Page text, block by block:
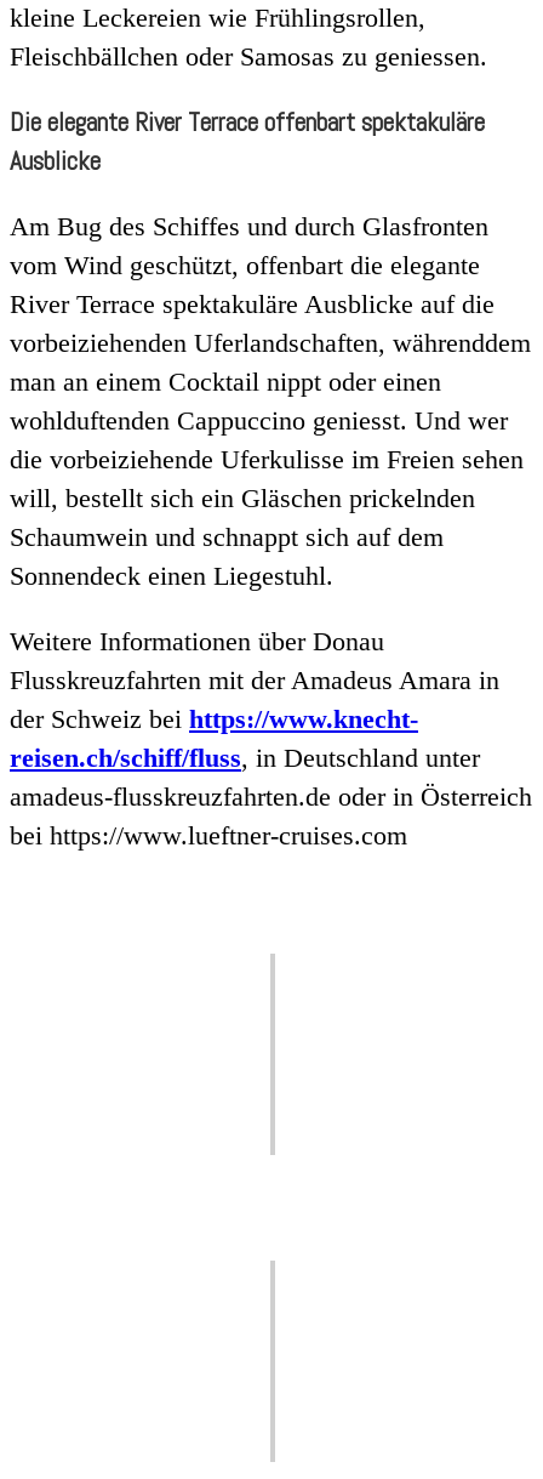
kleine Leckereien wie Frühlingsrollen,
Fleischbällchen oder Samosas zu geniessen.
Die elegante River Terrace offenbart spektakuläre
Ausblicke
Am Bug des Schiffes und durch Glasfronten
vom Wind geschützt, offenbart die elegante
River Terrace spektakuläre Ausblicke auf die
vorbeiziehenden Uferlandschaften, währenddem
man an einem Cocktail nippt oder einen
wohlduftenden Cappuccino geniesst. Und wer
die vorbeiziehende Uferkulisse im Freien sehen
will, bestellt sich ein Gläschen prickelnden
Schaumwein und schnappt sich auf dem
Sonnendeck einen Liegestuhl.
Weitere Informationen über Donau
Flusskreuzfahrten mit der Amadeus Amara in
der Schweiz bei https://www.knecht-
reisen.ch/schiff/fluss, in Deutschland unter
amadeus-flusskreuzfahrten.de oder in Österreich
bei https://www.lueftner-cruises.com